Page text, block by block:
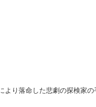
り落命した悲劇の探検家の